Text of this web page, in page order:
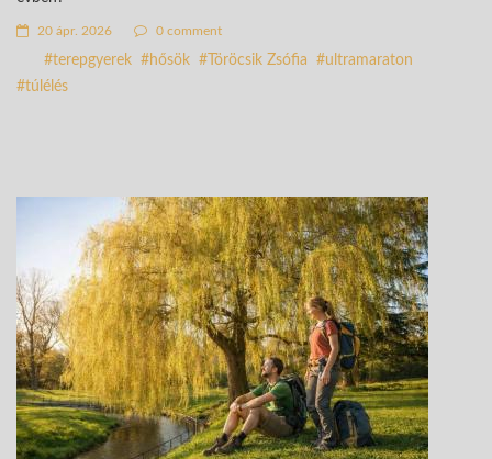
20 ápr. 2026 0 comment
terepgyerek hősök Töröcsik Zsófia
ultramaraton
túlélés